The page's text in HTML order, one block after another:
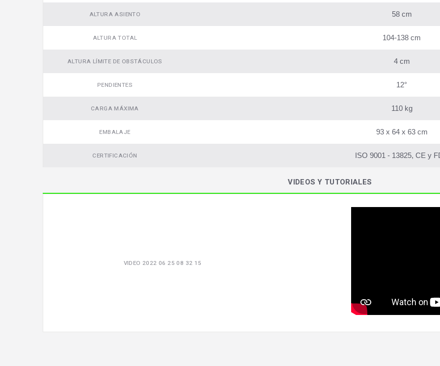
ALTURA ASIENTO 58 cm
ALTURA TOTAL 104-138 cm
ALTURA LÍMITE DE OBSTÁCULOS 4 cm
PENDIENTES 12°
CARGA MÁXIMA 110 kg
EMBALAJE 93 x 64 x 63 cm
CERTIFICACIÓN ISO 9001 - 13825, CE y
VIDEOS Y TUTORIALES
VIDEO 2022 06 25 08 32 15